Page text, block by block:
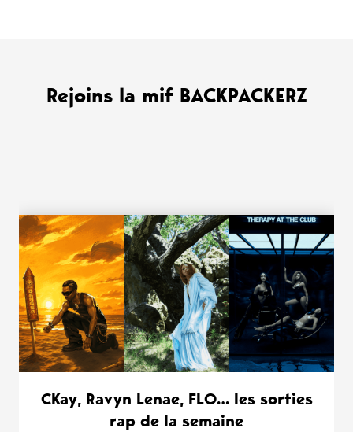
Rejoins la mif BACKPACKERZ
WANT MORE ?
CKay, Ravyn Lenae, FLO… les sorties
rap de la semaine